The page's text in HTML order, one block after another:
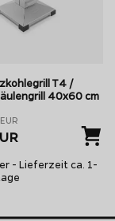
T4 /
40x60 cm
- Lieferzeit ca. 1-